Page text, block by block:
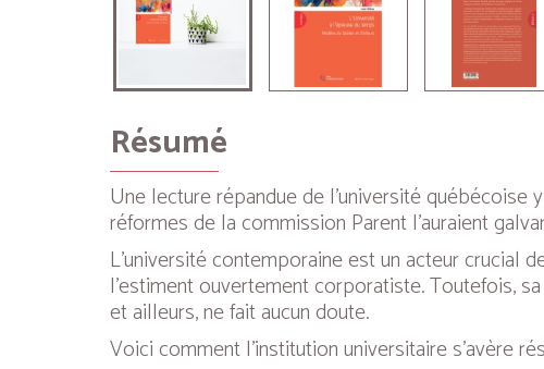
Résumé
Une lecture répandue de l’université
réformes de la commission Parent l’auraient
L’université contemporaine est un acteur crucial
l’estiment ouvertement corporatiste. Toutefois,
et ailleurs, ne fait aucun doute.
Voici comment l’institution universitaire s’avère